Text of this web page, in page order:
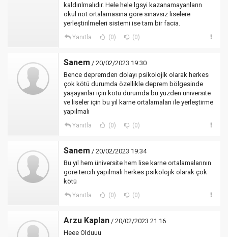
kaldırılmalıdır. Hele hele lgsyi kazanamayanların
okul not ortalamasına göre sınavsız liselere
yerleştirilmeleri sistemi ise tam bir facia.
Yanıtla (0) (0)
Sanem / 20/02/2023 19:30
Bence depremden dolayı psikolojik olarak herkes
çok kötü durumda özellikle deprem bölgesinde
yaşayanlar için kötü durumda bu yüzden üniversite
ve liseler için bu yıl karne ortalamaları ile yerleştirme
yapılmalı
Yanıtla (0) (0)
Sanem / 20/02/2023 19:34
Bu yıl hem üniversite hem lise karne ortalamalarının
göre tercih yapılmalı herkes psikolojik olarak çok
kötü
Yanıtla (0) (0)
Arzu Kaplan / 20/02/2023 21:16
Heee Olduuu